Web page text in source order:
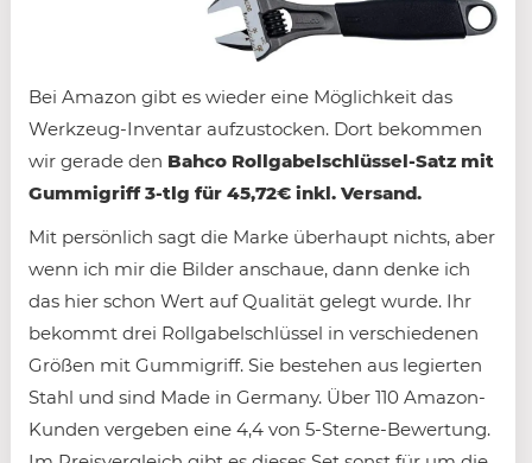
Bei Amazon gibt es wieder eine Möglichkeit das
Werkzeug-Inventar aufzustocken. Dort bekommen
wir gerade den Bahco Rollgabelschlüssel-Satz mit
Gummigriff 3-tlg für 45,72€ inkl. Versand.
Mit persönlich sagt die Marke überhaupt nichts, aber
wenn ich mir die Bilder anschaue, dann denke ich
das hier schon Wert auf Qualität gelegt wurde. Ihr
bekommt drei Rollgabelschlüssel in verschiedenen
Größen mit Gummigriff. Sie bestehen aus legierten
Stahl und sind Made in Germany. Über 110 Amazon-
Kunden vergeben eine 4,4 von 5-Sterne-Bewertung.